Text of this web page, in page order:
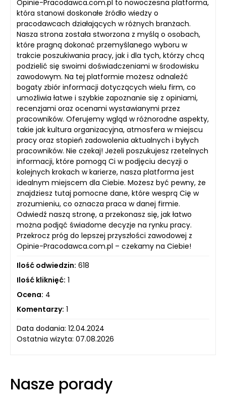
Opinie-Pracodawca.com.pl to nowoczesna platforma,
która stanowi doskonałe źródło wiedzy o
pracodawcach działających w różnych branżach.
Nasza strona została stworzona z myślą o osobach,
które pragną dokonać przemyślanego wyboru w
trakcie poszukiwania pracy, jak i dla tych, którzy chcą
podzielić się swoimi doświadczeniami w środowisku
zawodowym. Na tej platformie możesz odnaleźć
bogaty zbiór informacji dotyczących wielu firm, co
umożliwia łatwe i szybkie zapoznanie się z opiniami,
recenzjami oraz ocenami wystawianymi przez
pracowników. Oferujemy wgląd w różnorodne aspekty,
takie jak kultura organizacyjna, atmosfera w miejscu
pracy oraz stopień zadowolenia aktualnych i byłych
pracowników. Nie czekaj! Jeżeli poszukujesz rzetelnych
informacji, które pomogą Ci w podjęciu decyzji o
kolejnych krokach w karierze, nasza platforma jest
idealnym miejscem dla Ciebie. Możesz być pewny, że
znajdziesz tutaj pomocne dane, które wesprą Cię w
zrozumieniu, co oznacza praca w danej firmie.
Odwiedź naszą stronę, a przekonasz się, jak łatwo
można podjąć świadome decyzje na rynku pracy.
Przekrocz próg do lepszej przyszłości zawodowej z
Opinie-Pracodawca.com.pl – czekamy na Ciebie!
Ilość odwiedzin: 618
Ilość kliknięć: 1
Ocena: 4
Komentarzy: 1
Data dodania: 12.04.2024
Ostatnia wizyta: 07.08.2026
Nasze porady